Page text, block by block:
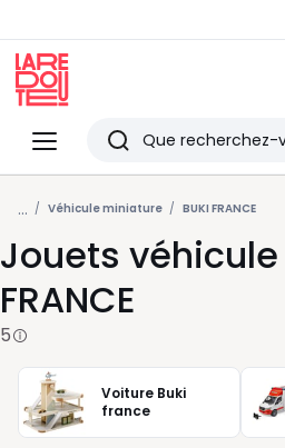
Menu
Redoute
Rechercher
Derniers
articles
vus
... Véhicule miniature BUKI FRANCE
Jouets véhicule
FRANCE
5
Voiture Buki
france